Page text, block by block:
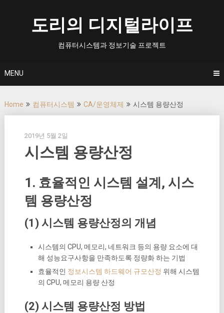
도리의 디지털라이프
컴퓨터시스템과 정보기술 프로젝트
MENU
Home 컴퓨터시스템 CA/운영체제 시스템 용량산정
2019년 5월 2일
시스템 용량산정
1. 효율적인 시스템 설계, 시스
템 용량산정
(1) 시스템 용량산정의 개념
시스템의 CPU, 메모리, 네트워크 등의 용량 요소에 대
해 성능요구사항을 만족하도록 정량화 하는 기법
효율적인 정보시스템 하드웨어 규모산정 위해 시스템
의 CPU, 메모리 용량 산정
(2) 시스템 용량산정 방법